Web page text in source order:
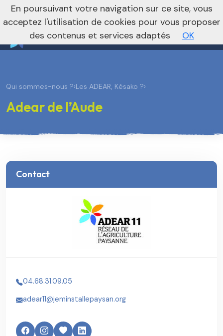
Vers le site national
nivo_2026: 1
Qui sommes-nous ?›Les ADEAR, Késako ?›
Adear de l’Aude
Contact
04.68.31.09.05
adear11@jeminstallepaysan.org
En poursuivant votre navigation sur ce site, vous
acceptez l'utilisation de cookies pour vous proposer
des contenus et services adaptés
OK